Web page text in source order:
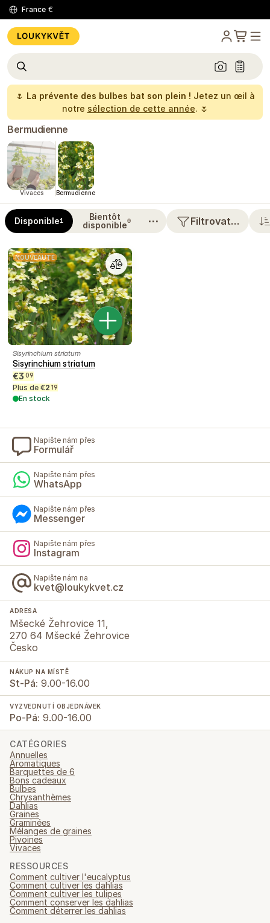
France €
🌷 La prévente des bulbes bat son plein ! Jetez un œil à
notre sélection de cette année. 🌷
Bermudienne
Vivaces Bermudienne
Disponible1
Bientôt
disponible0 ⋯ Filtrovat…
NOUVEAUTÉ
Sisyrinchium striatum
Sisyrinchium striatum
€3 09
Plus de €2 19
En stock
Napište nám přes
Formulář
Napište nám přes
WhatsApp
Napište nám přes
Messenger
Napište nám přes
Instagram
Napište nám na
kvet@loukykvet.cz
ADRESA
Mšecké Žehrovice 11,
270 64 Mšecké Žehrovice
Česko
NÁKUP NA MÍSTĚ
St-Pá: 9.00-16.00
VYZVEDNUTÍ OBJEDNÁVEK
Po-Pá: 9.00-16.00
CATÉGORIES
Annuelles
Aromatiques
Barquettes de 6
Bons cadeaux
Bulbes
Chrysanthèmes
Dahlias
Graines
Graminées
Mélanges de graines
Pivoines
Vivaces
RESSOURCES
Comment cultiver l'eucalyptus
Comment cultiver les dahlias
Comment cultiver les tulipes
Comment conserver les dahlias
Comment déterrer les dahlias